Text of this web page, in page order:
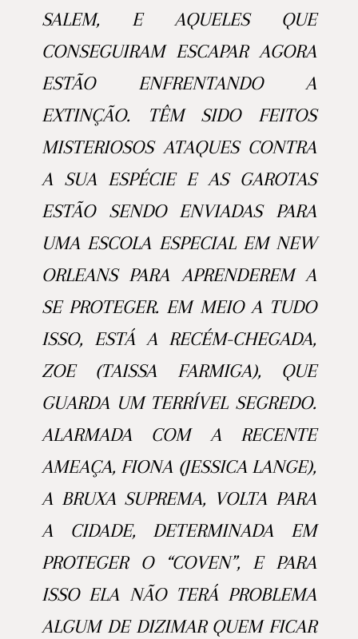
SALEM, E AQUELES QUE
CONSEGUIRAM ESCAPAR AGORA
ESTÃO ENFRENTANDO A
EXTINÇÃO. TÊM SIDO FEITOS
MISTERIOSOS ATAQUES CONTRA
A SUA ESPÉCIE E AS GAROTAS
ESTÃO SENDO ENVIADAS PARA
UMA ESCOLA ESPECIAL EM NEW
ORLEANS PARA APRENDEREM A
SE PROTEGER. EM MEIO A TUDO
ISSO, ESTÁ A RECÉM-CHEGADA,
ZOE (TAISSA FARMIGA), QUE
GUARDA UM TERRÍVEL SEGREDO.
ALARMADA COM A RECENTE
AMEAÇA, FIONA (JESSICA LANGE),
A BRUXA SUPREMA, VOLTA PARA
A CIDADE, DETERMINADA EM
PROTEGER O “COVEN”, E PARA
ISSO ELA NÃO TERÁ PROBLEMA
ALGUM DE DIZIMAR QUEM FICAR